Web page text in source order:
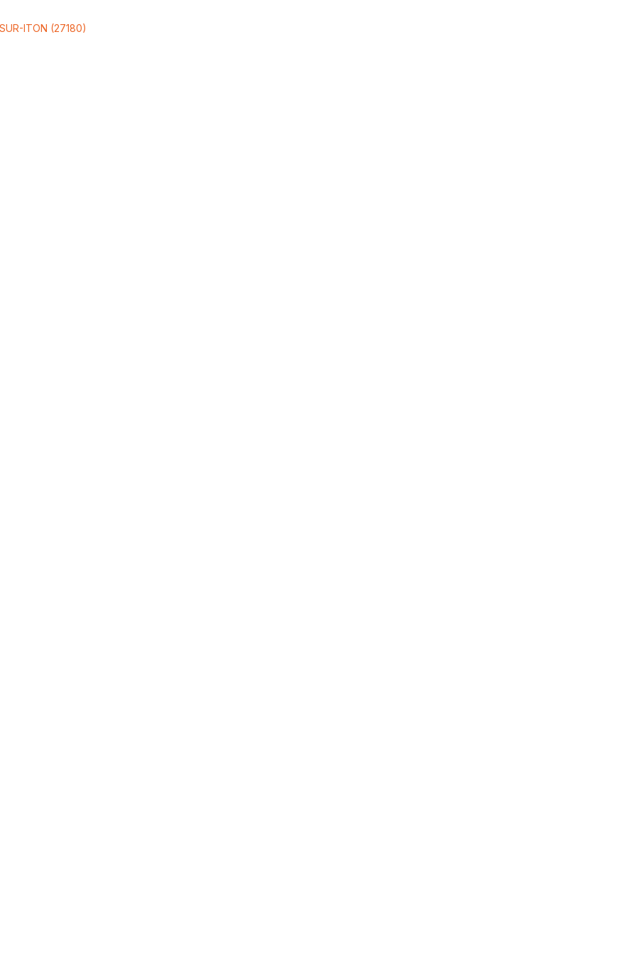
ITON (27180)